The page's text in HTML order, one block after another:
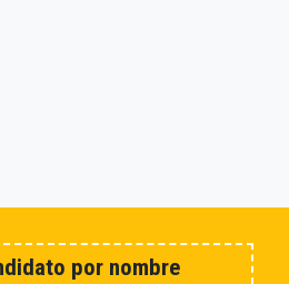
por nombre